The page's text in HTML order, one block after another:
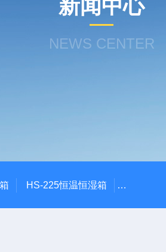
新闻中心
NEWS CENTER
HS-225恒温恒湿箱 GDW-